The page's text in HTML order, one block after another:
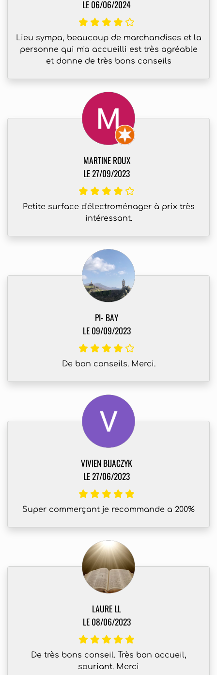
LE 06/06/2024
Lieu sympa, beaucoup de marchandises et la
personne qui m'a accueilli est très agréable
et donne de très bons conseils
MARTINE ROUX
LE 27/09/2023
Petite surface d'électroménager à prix très
intéressant.
PI- BAY
LE 09/09/2023
De bon conseils. Merci.
VIVIEN BIJACZYK
LE 27/06/2023
Super commerçant je recommande a 200%
LAURE LL
LE 08/06/2023
De très bons conseil. Très bon accueil,
souriant. Merci